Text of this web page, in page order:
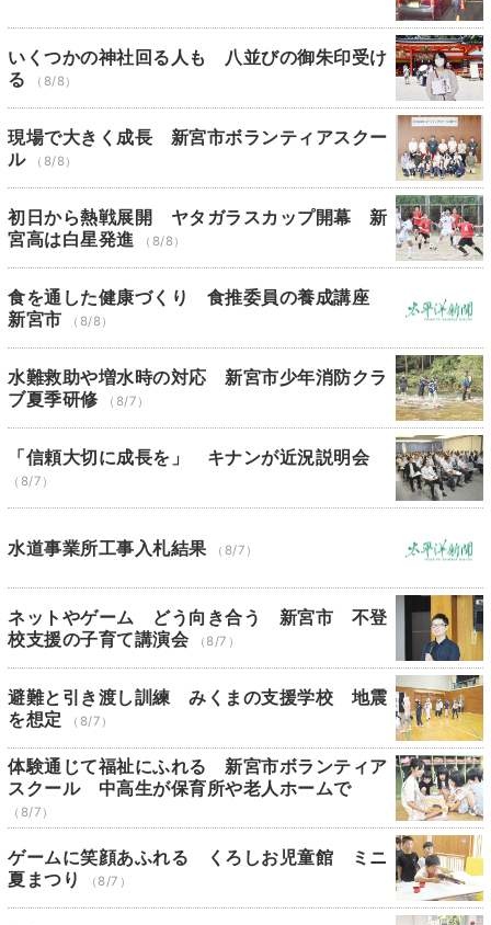
いくつかの神社回る人も 八並びの御朱印受け
る
（8/8）
現場で大きく成長 新宮市ボランティアスクー
ル
（8/8）
初日から熱戦展開 ヤタガラスカップ開幕 新
宮高は白星発進
（8/8）
食を通した健康づくり 食推委員の養成講座
新宮市
（8/8）
水難救助や増水時の対応 新宮市少年消防クラ
ブ夏季研修
（8/7）
「信頼大切に成長を」 キナンが近況説明会
（8/7）
水道事業所工事入札結果 （8/7）
ネットやゲーム どう向き合う 新宮市 不登
校支援の子育て講演会
（8/7）
避難と引き渡し訓練 みくまの支援学校 地震
を想定
（8/7）
体験通じて福祉にふれる 新宮市ボランティア
スクール 中高生が保育所や老人ホームで
（8/7）
ゲームに笑顔あふれる くろしお児童館 ミニ
夏まつり
（8/7）